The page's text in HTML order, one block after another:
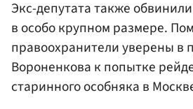
Экс-депутата также
в особо крупном размере.
правоохранители уверены в
Вороненкова к попытке
старинного особняка в